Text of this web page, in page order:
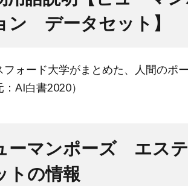
ン データセット】
フォード大学がまとめた、人間のポ
：AI白書2020）
ーマンポーズ エス
トの情報